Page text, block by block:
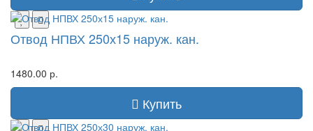
Отвод НПВХ 250х15 наруж. кан.
1480.00 р.
Купить